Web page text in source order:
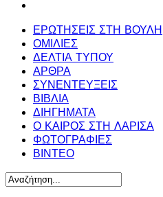
ΕΡΩΤΗΣΕΙΣ ΣΤΗ ΒΟΥΛΗ
ΟΜΙΛΙΕΣ
ΔΕΛΤΙΑ ΤΥΠΟΥ
ΑΡΘΡΑ
ΣΥΝΕΝΤΕΥΞΕΙΣ
ΒΙΒΛΙΑ
ΔΙΗΓΗΜΑΤΑ
Ο ΚΑΙΡΟΣ ΣΤΗ ΛΑΡΙΣΑ
ΦΩΤΟΓΡΑΦΙΕΣ
ΒΙΝΤΕΟ